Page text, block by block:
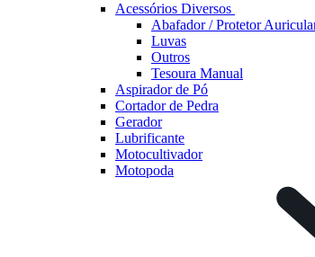
Acessórios Diversos
Abafador / Protetor
Luvas
Outros
Tesoura Manual
Aspirador de Pó
Cortador de Pedra
Gerador
Lubrificante
Motocultivador
Motopoda